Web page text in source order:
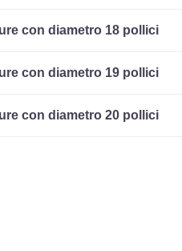
con diametro 18 pollici
con diametro 19 pollici
con diametro 20 pollici